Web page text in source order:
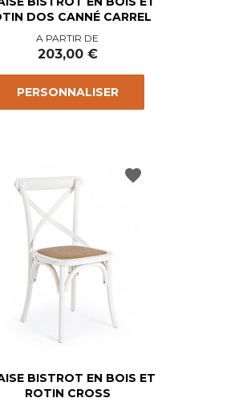
DOS CANNÉ CARREL
Prix
A PARTIR DE
203,00 €
PERSONNALISER
BISTROT EN BOIS ET
ROTIN CROSS
favorite